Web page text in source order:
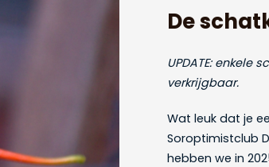
De
UPDATE: enkele
verkrijgbaar.
Wat leuk dat je
Soroptimistclub
hebben we in